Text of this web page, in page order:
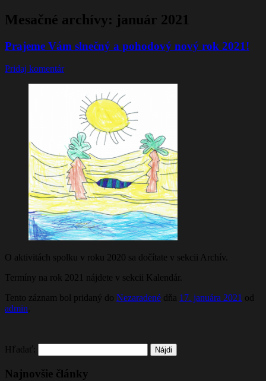
Mesačné archívy: január 2021
Prajeme Vám slnečný a pohodový nový rok 2021!
Pridaj komentár
O aktivitách spolku v roku 2020 sa dočítate v sekcii Archív.
Termíny na rok 2021 nájdete v sekcii Kalendár.
Tento záznam bol pridaný do Nezaradené dňa 17. januára 2021 od
admin
Hľadať:
Najnovšie články